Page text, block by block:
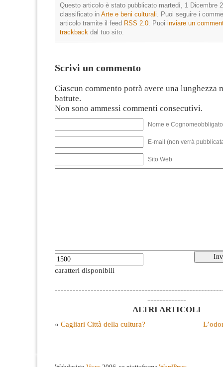
Questo articolo è stato pubblicato martedì, 1 Dicembre
classificato in Arte e beni culturali. Puoi seguire i
articolo tramite il feed RSS 2.0. Puoi inviare un
trackback dal tuo sito.
Scrivi un commento
Ciascun commento potrà avere una lunghezza
battute.
Non sono ammessi commenti consecutivi.
Nome e
E-mail (non verrà
Sito Web
caratteri disponibili
-------------
ALTRI ARTICOLI
« Cagliari Città della cultura?